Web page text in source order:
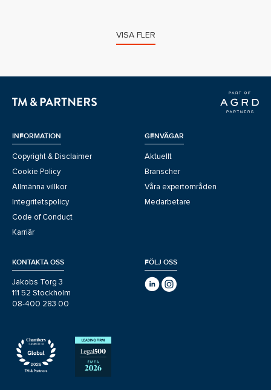
VISA FLER
INFORMATION
Copyright & Disclaimer
Cookie Policy
Allmänna villkor
Integritetspolicy
Code of Conduct
Karriär
GENVÄGAR
Aktuellt
Branscher
Våra expertområden
Medarbetare
KONTAKTA OSS
Jakobs Torg 3
111 52 Stockholm
08-400 283 00
FÖLJ OSS